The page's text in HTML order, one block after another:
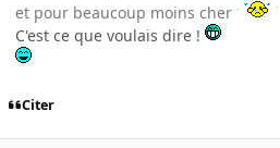
et pour beaucoup moins cher
C'est ce que voulais dire !
Citer